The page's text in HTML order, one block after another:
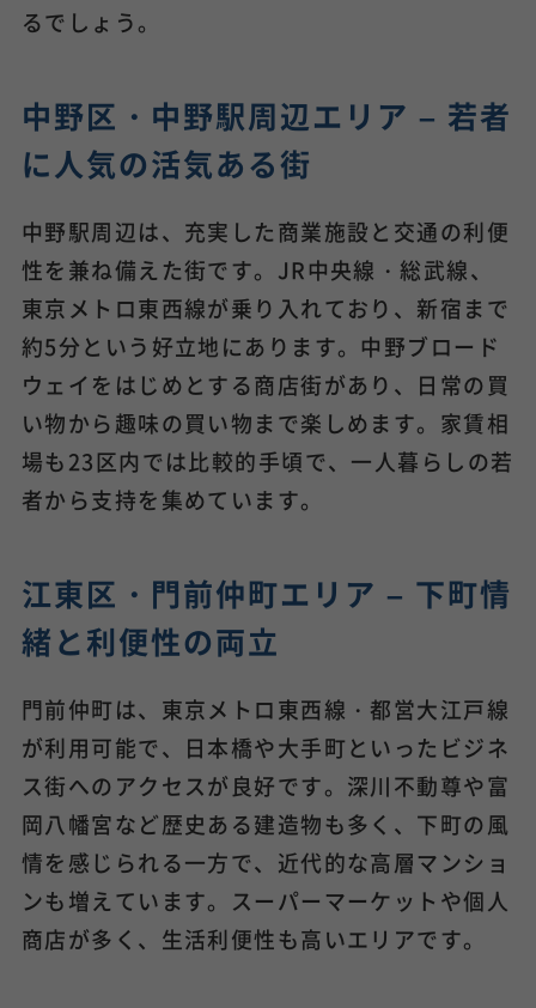
るでしょう。
中野区・中野駅周辺エリア – 若者
に人気の活気ある街
中野駅周辺は、充実した商業施設と交通の利便
性を兼ね備えた街です。JR中央線・総武線、
東京メトロ東西線が乗り入れており、新宿まで
約5分という好立地にあります。中野ブロード
ウェイをはじめとする商店街があり、日常の買
い物から趣味の買い物まで楽しめます。家賃相
場も23区内では比較的手頃で、一人暮らしの若
者から支持を集めています。
江東区・門前仲町エリア – 下町情
緒と利便性の両立
門前仲町は、東京メトロ東西線・都営大江戸線
が利用可能で、日本橋や大手町といったビジネ
ス街へのアクセスが良好です。深川不動尊や富
岡八幡宮など歴史ある建造物も多く、下町の風
情を感じられる一方で、近代的な高層マンショ
ンも増えています。スーパーマーケットや個人
商店が多く、生活利便性も高いエリアです。